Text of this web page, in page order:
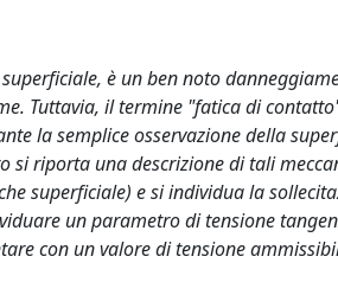
è un ben noto
Tuttavia, il termine "fatica di
la semplice osservazione della
si riporta una descrizione di tali
superficiale) e si individua la
un parametro di tensione
con un valore di tensione